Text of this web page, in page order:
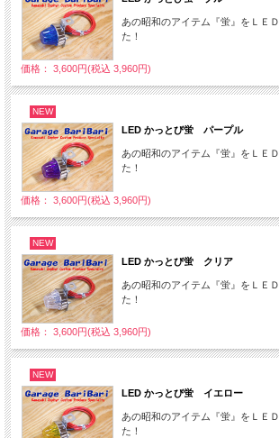
あの昭和のアイテム『蛍』をＬＥ
た！
価格： 3,600円(税込 3,960円)
NEW
LED かっとび蛍 パープル
あの昭和のアイテム『蛍』をＬＥ
た！
価格： 3,600円(税込 3,960円)
NEW
LED かっとび蛍 クリア
あの昭和のアイテム『蛍』をＬＥ
た！
価格： 3,600円(税込 3,960円)
NEW
LED かっとび蛍 イエロー
あの昭和のアイテム『蛍』をＬＥ
た！